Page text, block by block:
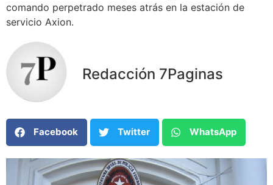
comando perpetrado meses atrás en la estación de
servicio Axion.
Redacción 7Paginas
Facebook Twitter WhatsApp